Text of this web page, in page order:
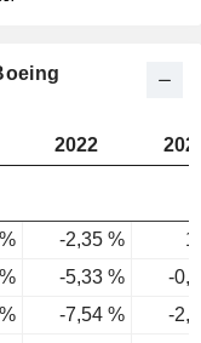
2022
-2,35 %
-5,33 %
-
-7,54 %
-